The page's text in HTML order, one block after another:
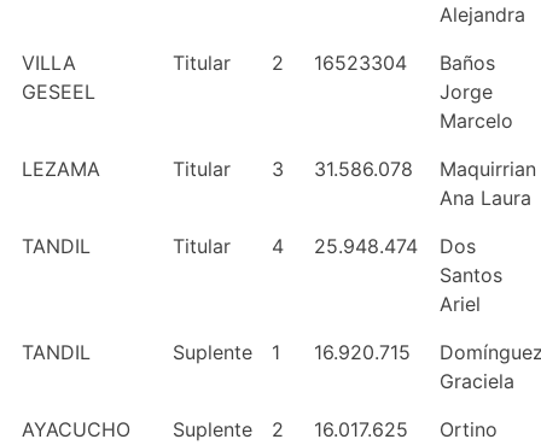
Alejandra
VILLA
GESEEL
Titular 2 16523304
Baños
Jorge
Marcelo
LEZAMA
Titular 3 31.586.078
Maquirrian
Ana Laura
TANDIL
Titular 4 25.948.474
Dos
Santos
Ariel
TANDIL
Suplente 1 16.920.715
Graciela
AYACUCHO
Suplente 2 16.017.625
Ortino